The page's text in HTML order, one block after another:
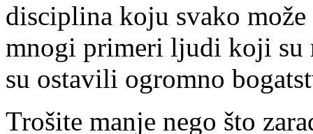
disciplina koju svako
mnogi primeri ljudi koji su
su ostavili ogromno
Trošite manje nego što